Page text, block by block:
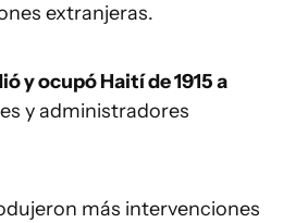
extranjeras.
y ocupó Haití de 1915 a
y administradores
más intervenciones